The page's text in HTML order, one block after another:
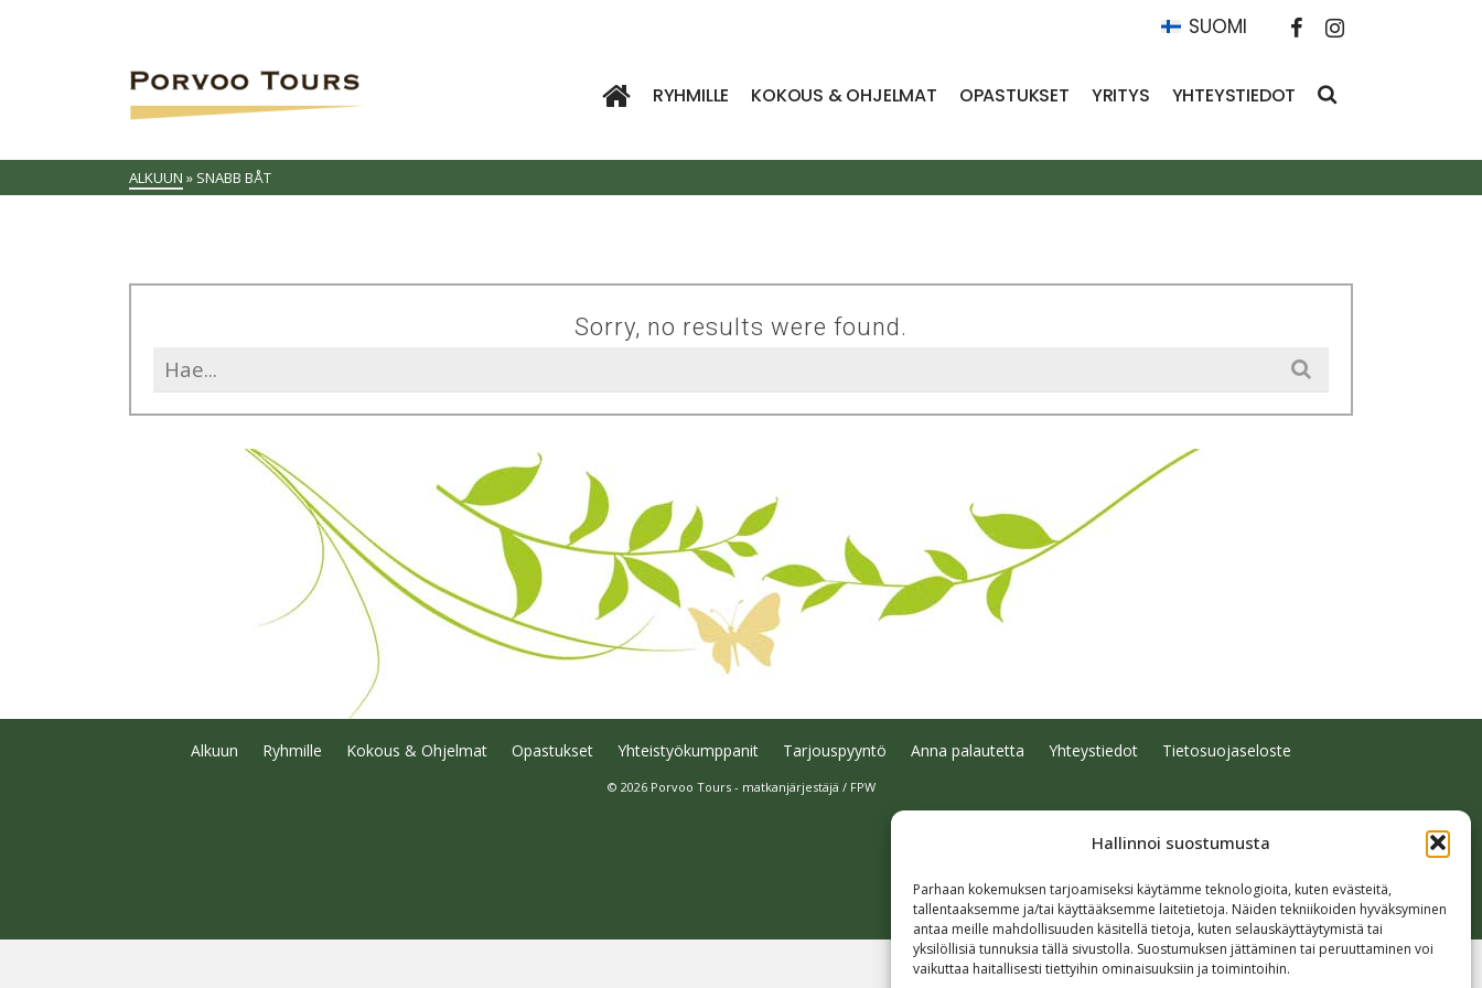
Hallinnoi suostumusta
Parhaan kokemuksen tarjoamiseksi käytämme teknologioita, kuten evästeitä,
tallentaaksemme ja/tai käyttääksemme laitetietoja. Näiden tekniikoiden hyväksyminen
antaa meille mahdollisuuden käsitellä tietoja, kuten selauskäyttäytymistä tai
yksilöllisiä tunnuksia tällä sivustolla. Suostumuksen jättäminen tai peruuttaminen voi
vaikuttaa haitallisesti tiettyihin ominaisuuksiin ja toimintoihin.
SUOMI
RYHMILLE KOKOUS & OHJELMAT OPASTUKSET YRITYS YHTEYSTIEDOT
ALKUUN » SNABB BÅT
Sorry, no results were found.
Search
for:
Alkuun Ryhmille Kokous & Ohjelmat Opastukset Yhteistyökumppanit Tarjouspyyntö Anna palautetta Yhteystiedot Tietosuojaseloste
© 2026 Porvoo Tours - matkanjärjestäjä / FPW